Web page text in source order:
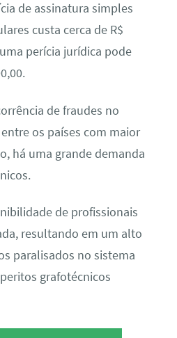
de assinatura simples
custa cerca de R$
perícia jurídica pode
de fraudes no
os países com maior
há uma grande demanda
de profissionais
resultando em um alto
paralisados no sistema
grafotécnicos